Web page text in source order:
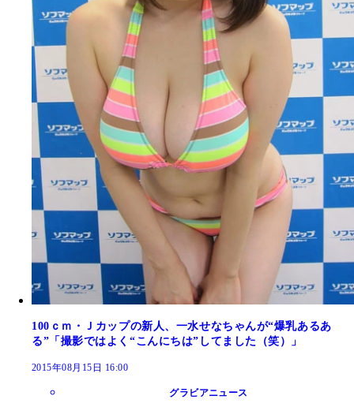
100ｃｍ・Ｊカップの新人、一水せなちゃんが“爆乳あるあ
る”「撮影ではよく“こんにちは”してました（笑）」
2015年08月15日 16:00
グラビアニュース